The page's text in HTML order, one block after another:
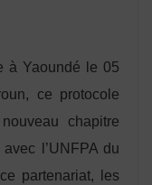
à Yaoundé le 05
ce protocole
chapitre
l’UNFPA du
partenariat, les